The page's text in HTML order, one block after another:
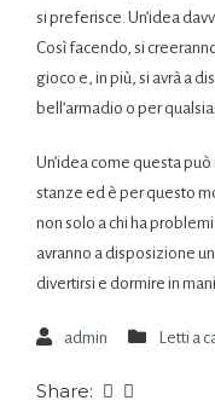
si preferisce. Un’idea
Così facendo, si
gioco e, in più, si avrà a
bell’armadio o per
Un’idea come questa
stanze ed è per questo
non solo a chi ha
avranno a disposizione
divertirsi e dormire in
admin Letti a
Share: